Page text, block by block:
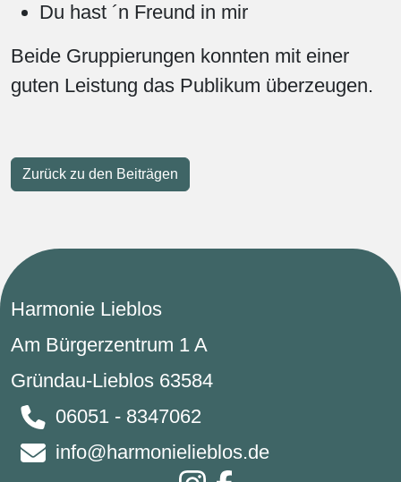
Du hast ´n Freund in mir
Beide Gruppierungen konnten mit einer
guten Leistung das Publikum überzeugen.
Zurück zu den Beiträgen
Harmonie Lieblos
Am Bürgerzentrum 1 A
Gründau-Lieblos 63584
06051 - 8347062
info@harmonielieblos.de